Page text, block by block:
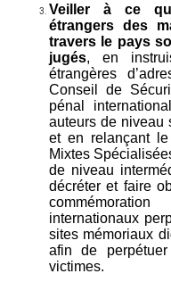
Veiller à ce
étrangers des
travers le pays
jugés, en
étrangères
Conseil de
pénal
auteurs de niveau
et en relançant le
Mixtes
de niveau
décréter et faire
internationaux
sites mémoriaux
afin de
victimes.